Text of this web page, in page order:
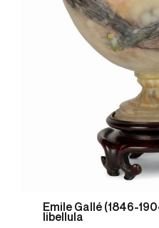
Emile Gallé (1846-
libellula